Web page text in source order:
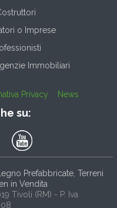
o Imprese
Immobiliari
Privacy News
su:
Prefabbricate, Terreni
in Vendita
Tivoli (RM) - P. Iva